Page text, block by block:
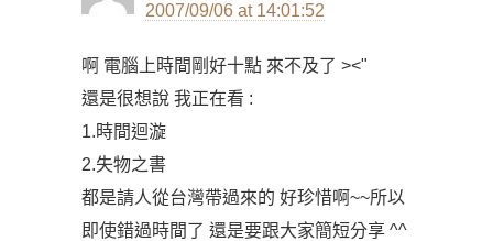
2007/09/06 at 14:01:52
啊 電腦上時間剛好十點 來不及了 ><"
還是很想說 我正在看 :
1.時間迴漩
2.失物之書
都是請人從台灣帶過來的 好珍惜啊~~所以
即使錯過時間了 還是要跟大家簡短分享 ^^